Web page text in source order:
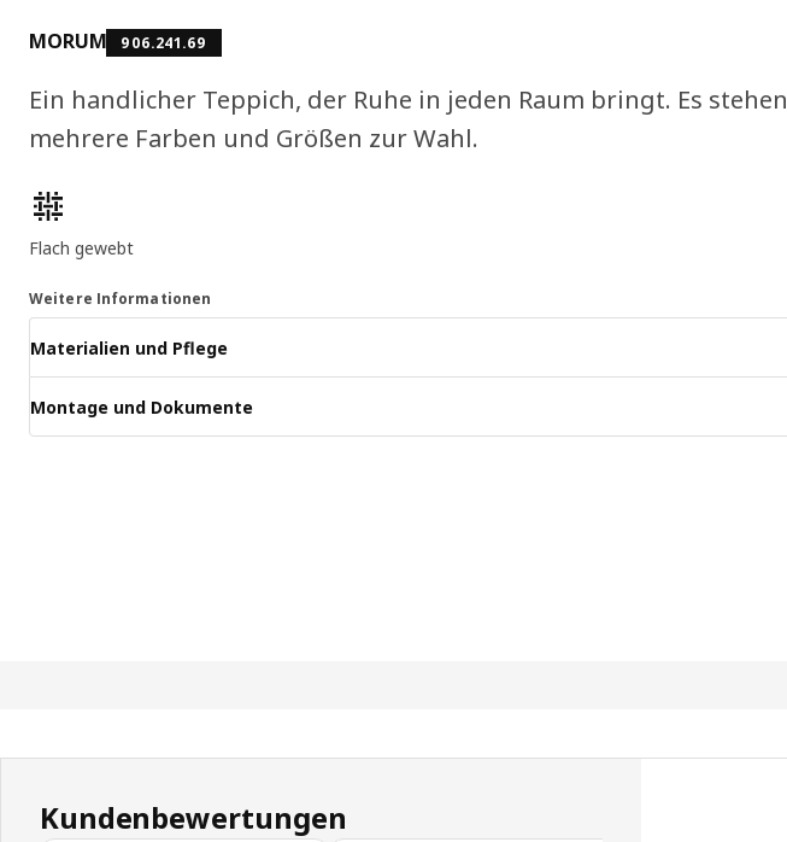
MORUM 906.241.69
Ein handlicher Teppich, der Ruhe in jeden Raum bringt. Es stehen
mehrere Farben und Größen zur Wahl.
Produktmerkmale
Flach gewebt
Weitere Informationen
Materialien und Pflege
Montage und Dokumente
Kundenbewertungen